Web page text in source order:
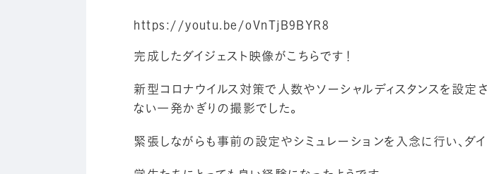
https://youtu.be/oVnTjB9BYR8
完成したダイジェスト映像がこちらです！
新型コロナウイルス対策で人数やソーシャルディスタンスを設定
ない一発かぎりの撮影でした。
緊張しながらも事前の設定やシミュレーションを入念に行い、ダ